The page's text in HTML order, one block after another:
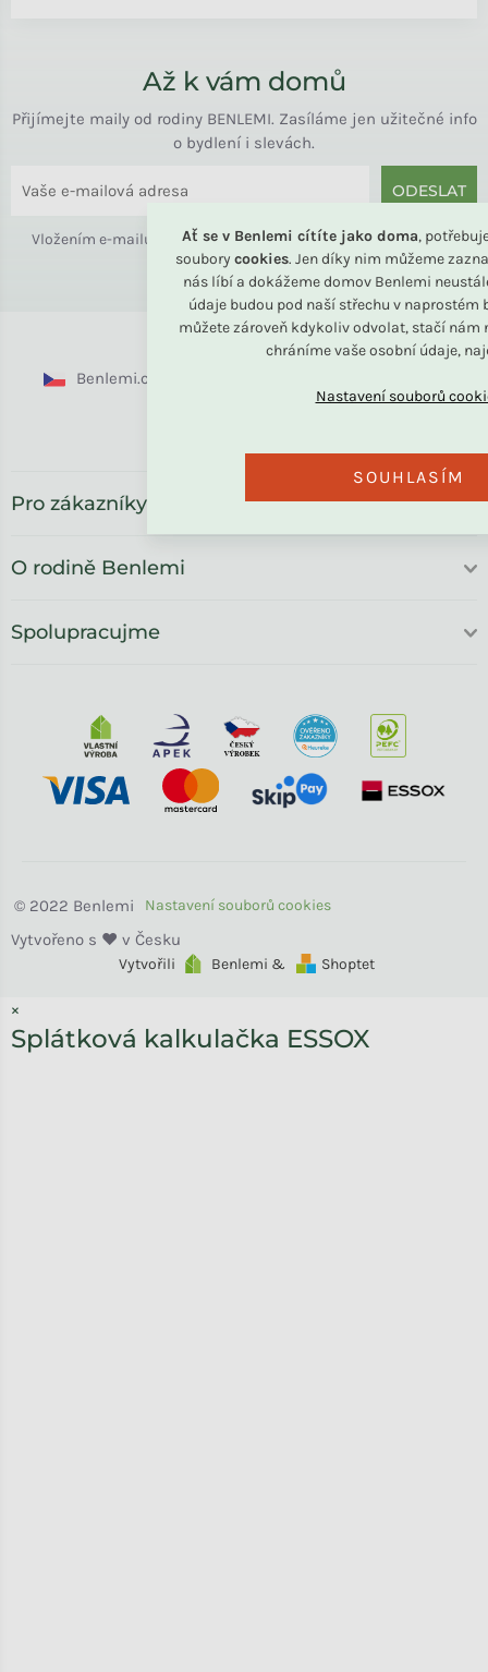
Ať se v Benlemi cítíte jako doma,
soubory cookies. Jen díky nim můžeme
nás líbí a dokážeme domov Benlemi
údaje budou pod naší střechu v naprostém
můžete zároveň kdykoliv odvolat, stačí nám
chráníme vaše osobní údaje,
SOUHLASÍM
Až k vám domů
Přijímejte maily od rodiny BENLEMI. Zasíláme jen užitečné info
o bydlení i slevách.
ODESLAT
Vložením e-mailu souhlasíte spodmínkami ochrany osobních
údajů
Benlemi.cz
Pro zákazníky
O rodině Benlemi
Spolupracujme
Vytvořili Benlemi & Shoptet
Benlemi
×
Splátková kalkulačka ESSOX